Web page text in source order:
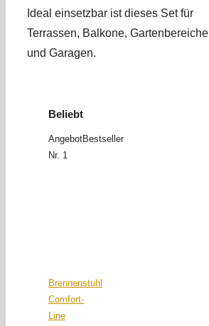
Ideal einsetzbar ist dieses Set für
Terrassen, Balkone, Gartenbereiche
und Garagen.
Beliebt
AngebotBestseller
Nr. 1
Brennenstuhl
Comfort-
Line